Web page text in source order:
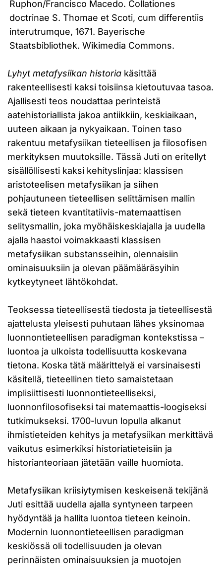
Ruphon/Francisco Macedo. Collationes
doctrinae S. Thomae et Scoti, cum differentiis
interutrumque, 1671. Bayerische
Staatsbibliothek. Wikimedia Commons.
Lyhyt metafysiikan historia käsittää
rakenteellisesti kaksi toisiinsa kietoutuvaa tasoa.
Ajallisesti teos noudattaa perinteistä
aatehistoriallista jakoa antiikkiin, keskiaikaan,
uuteen aikaan ja nykyaikaan. Toinen taso
rakentuu metafysiikan tieteellisen ja filosofisen
merkityksen muutoksille. Tässä Juti on eritellyt
sisällöllisesti kaksi kehityslinjaa: klassisen
aristoteelisen metafysiikan ja siihen
pohjautuneen tieteellisen selittämisen mallin
sekä tieteen kvantitatiivis-matemaattisen
selitysmallin, joka myöhäiskeskiajalla ja uudella
ajalla haastoi voimakkaasti klassisen
metafysiikan substansseihin, olennaisiin
ominaisuuksiin ja olevan päämääräsyihin
kytkeytyneet lähtökohdat.
Teoksessa tieteellisestä tiedosta ja tieteellisestä
ajattelusta yleisesti puhutaan lähes yksinomaa
luonnontieteellisen paradigman kontekstissa –
luontoa ja ulkoista todellisuutta koskevana
tietona. Koska tätä määrittelyä ei varsinaisesti
käsitellä, tieteellinen tieto samaistetaan
implisiittisesti luonnontieteelliseksi,
luonnonfilosofiseksi tai matemaattis-loogiseksi
tutkimukseksi. 1700-luvun lopulla alkanut
ihmistieteiden kehitys ja metafysiikan merkittävä
vaikutus esimerkiksi historiatieteisiin ja
historianteoriaan jätetään vaille huomiota.
Metafysiikan kriisiytymisen keskeisenä tekijänä
Juti esittää uudella ajalla syntyneen tarpeen
hyödyntää ja hallita luontoa tieteen keinoin.
Modernin luonnontieteellisen paradigman
keskiössä oli todellisuuden ja olevan
perinnäisten ominaisuuksien ja muotojen